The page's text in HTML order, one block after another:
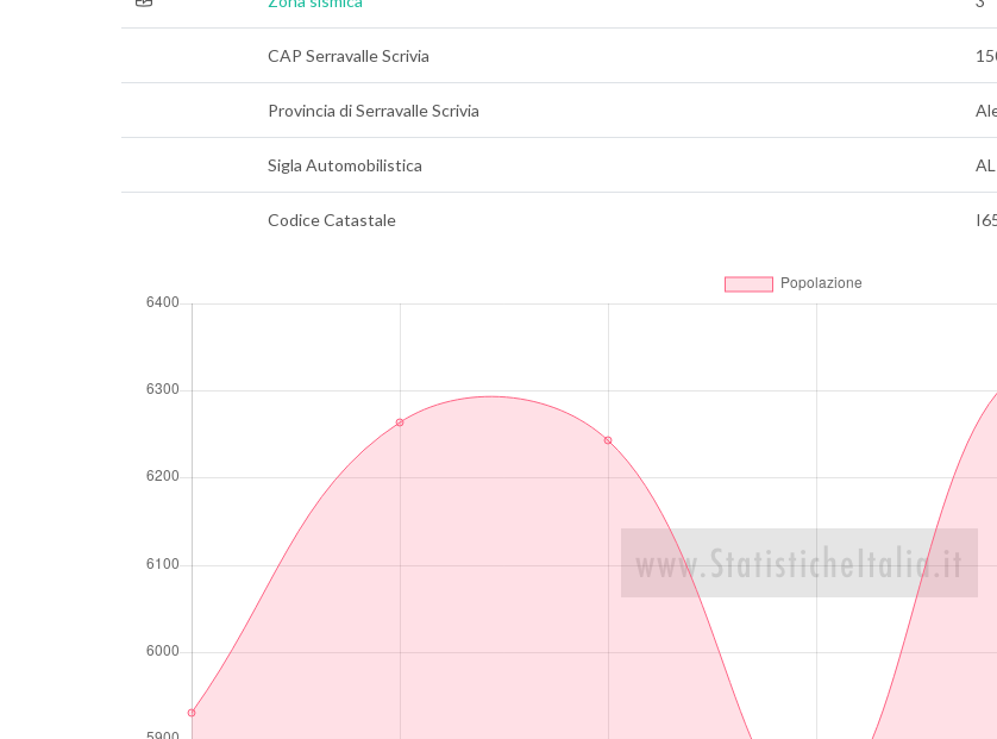
CAP Serravalle Scrivia
Provincia di Serravalle Scrivia
Sigla Automobilistica AL
Codice Catastale